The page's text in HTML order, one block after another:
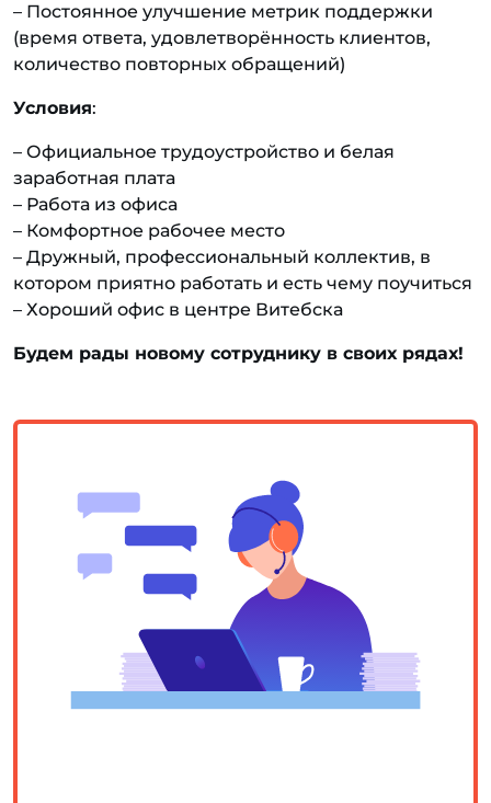
– Постоянное улучшение метрик поддержки
(время ответа, удовлетворённость клиентов,
количество повторных обращений)
Условия:
– Официальное трудоустройство и белая
заработная плата
– Работа из офиса
– Комфортное рабочее место
– Дружный, профессиональный коллектив, в
котором приятно работать и есть чему поучиться
– Хороший офис в центре Витебска
Будем рады новому сотруднику в своих рядах!